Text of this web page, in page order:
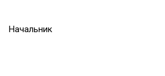
Начальник